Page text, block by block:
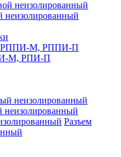
неизолированный
РППИ-М, РППИ-П
М, РПИ-П
неизолированный
Разъем